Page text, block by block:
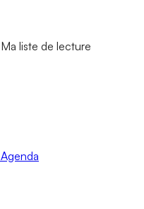
Ma liste de lecture
Agenda